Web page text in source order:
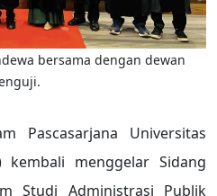
bersama dengan dewan
Pascasarjana Universitas
kembali menggelar Sidang
Studi Administrasi Publik